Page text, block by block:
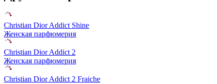
Christian Dior Addict Shine
Женская парфюмерия
Christian Dior Addict 2
Женская парфюмерия
Christian Dior Addict 2 Fraiche